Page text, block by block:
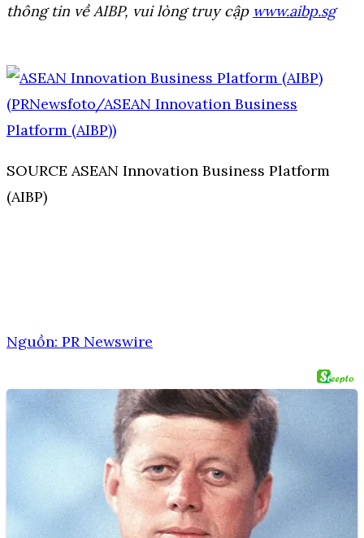
thông tin về AIBP, vui lòng truy cập www.aibp.sg
SOURCE ASEAN Innovation Business Platform
(AIBP)
Nguồn: PR Newswire